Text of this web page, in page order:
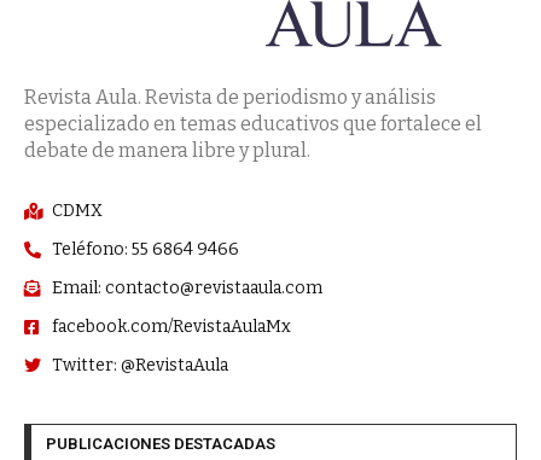
Revista Aula. Revista de periodismo y análisis
especializado en temas educativos que fortalece el
debate de manera libre y plural.
CDMX
Teléfono: 55 6864 9466
Email: contacto@revistaaula.com
facebook.com/RevistaAulaMx
Twitter: @RevistaAula
PUBLICACIONES DESTACADAS